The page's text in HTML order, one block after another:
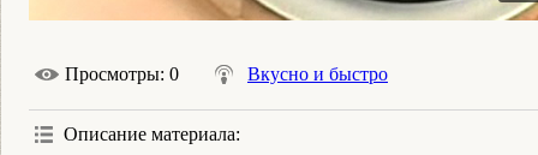
Просмотры: 0 Вкусно и быстро
Описание материала: